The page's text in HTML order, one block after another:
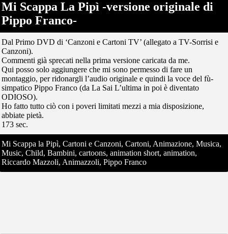
Mi Scappa La Pipì -versione originale di
Pippo Franco-
Dal Primo DVD di ‘Canzoni e Cartoni TV’ (allegato a TV-Sorrisi e
Canzoni).
Commenti già sprecati nella prima versione caricata da me.
Qui posso solo aggiungere che mi sono permesso di fare un
montaggio, per ridonargli l’audio originale e quindi la voce del fù-
simpatico Pippo Franco (da La Sai L’ultima in poi è diventato
ODIOSO).
Ho fatto tutto ciò con i poveri limitati mezzi a mia disposizione,
abbiate pietà.
173 sec.
Mi Scappa la Pipì, Cartoni e Canzoni, Cartoni, Animazione, Musica,
Music, Child, Bambini, cartoons, animation short, animation,
Riccardo Mazzoli, Animazzoli, Pippo Franco